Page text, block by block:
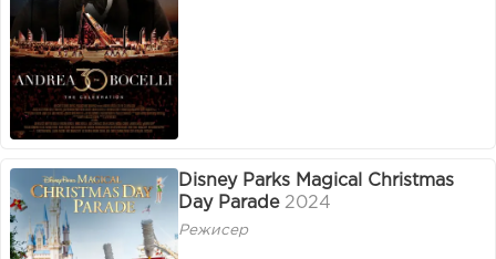
Disney Parks Magical Christmas
Day Parade 2024
Режисер